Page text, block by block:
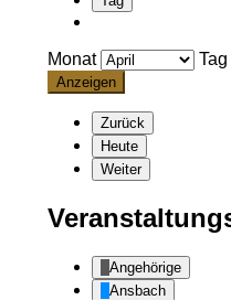
Monat Tag
Zurück
Heute
Weiter
Angehörige
Ansbach